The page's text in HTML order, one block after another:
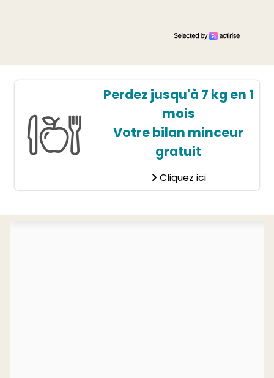
Perdez jusqu'à 7 kg en 1
mois
Votre bilan minceur
gratuit
Cliquez ici